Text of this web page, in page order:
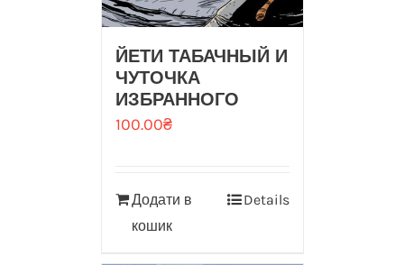
ЙЕТИ ТАБАЧНЫЙ И
ЧУТОЧКА
ИЗБРАННОГО
100.00₴
Додати в
кошик
Details